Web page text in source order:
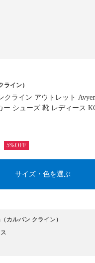
ライン）
クライン アウトレット
ー シューズ 靴 レディース
5%OFF
サイズ・色を選ぶ
（カルバン クライン）